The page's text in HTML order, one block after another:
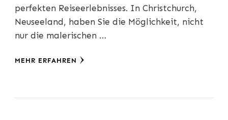
perfekten Reiseerlebnisses. In Christchurch,
Neuseeland, haben Sie die Möglichkeit, nicht
nur die malerischen …
MEHR ERFAHREN